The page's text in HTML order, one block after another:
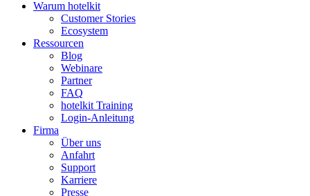
Warum hotelkit
Customer Stories
Ecosystem
Ressourcen
Blog
Webinare
Partner
FAQ
hotelkit Training
Login-Anleitung
Firma
Über uns
Anfahrt
Support
Karriere
Presse